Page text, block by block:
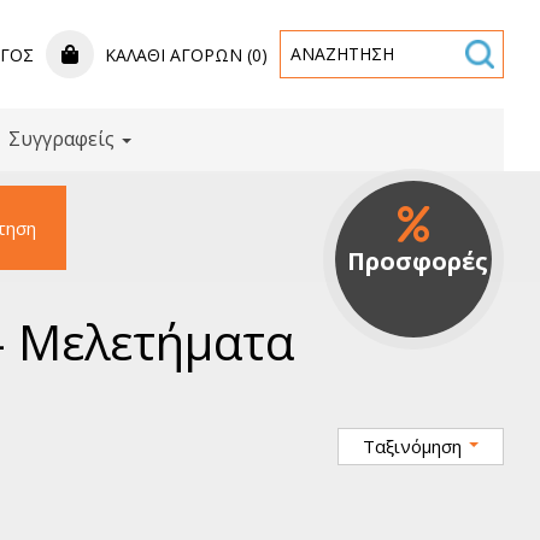
ΚΑΛΆΘΙ ΑΓΟΡΏΝ (0)
Συγγραφείς
Μελετήματα
Ταξινόμηση
Προσφορές